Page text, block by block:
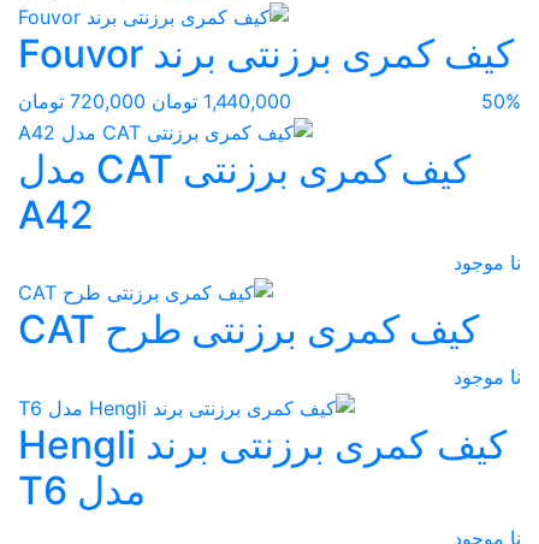
کیف کمری برزنتی برند Fouvor
50% 1,440,000 تومان 720,000 تومان
کیف کمری برزنتی CAT مدل
A42
نا موجود
کیف کمری برزنتی طرح CAT
نا موجود
کیف کمری برزنتی برند Hengli
مدل T6
نا موجود